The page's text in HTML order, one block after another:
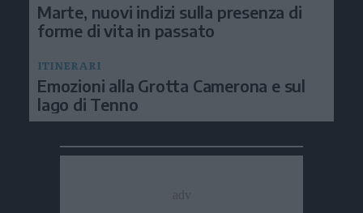
Marte, nuovi indizi sulla presenza di
forme di vita in passato
ITINERARI
Emozioni alla Grotta Camerona e sul
lago di Tenno